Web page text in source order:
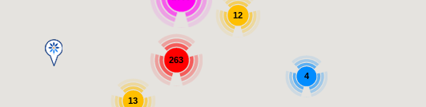
13
263
4
12